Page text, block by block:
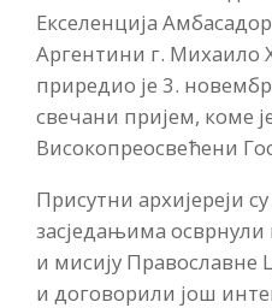
Екселенција
Аргентини г. Михаило
приредио је 3.
свечани пријем, коме
Високопреосвећени
Присутни архијереји
засједањима
и мисију Православне
и договорили још